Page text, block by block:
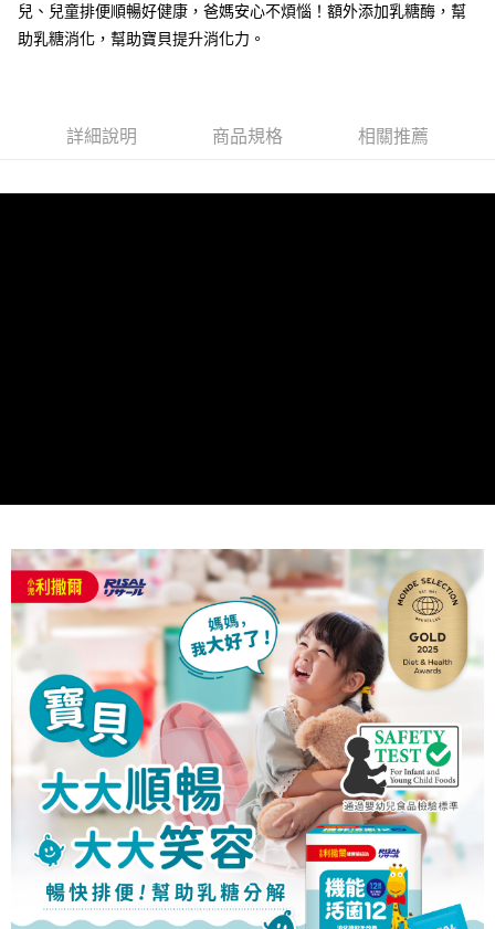
權轉讓予恩沛科技股份有限公司。
２．關於個人資料處理事宜，請瀏覽以下網址：
https://aftee.tw/terms/#terms3
４．使用「AFTEE先享後付」時，將依據個別帳號之用戶狀況，依本公司即
時審查核予不同之上限額度；若仍有額度不足之情形，本公司將視審查結果
兒、兒童排便順暢好健康，爸媽安心不煩惱！額外添加乳糖酶，幫
助乳糖消化，幫助寶貝提升消化力。
詳細說明 商品規格 相關推薦